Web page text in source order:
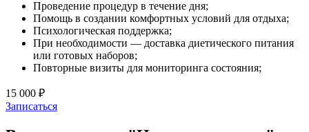
Проведение процедур в течение дня;
Помощь в создании комфортных условий для отдыха;
Психологическая поддержка;
При необходимости — доставка диетического питания
или готовых наборов;
Повторные визиты для мониторинга состояния;
15 000 ₽
Записаться